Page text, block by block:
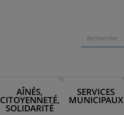
Rechercher
AÎNÉS,
CITOYENNETÉ,
SOLIDARITÉ
SERVICES
MUNICIPAUX